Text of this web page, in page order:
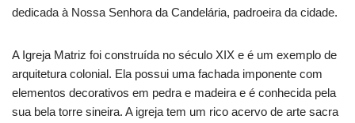
dedicada à Nossa Senhora da Candelária, padroeira da cidade.
A Igreja Matriz foi construída no século XIX e é um exemplo de
arquitetura colonial. Ela possui uma fachada imponente com
elementos decorativos em pedra e madeira e é conhecida pela
sua bela torre sineira. A igreja tem um rico acervo de arte sacra